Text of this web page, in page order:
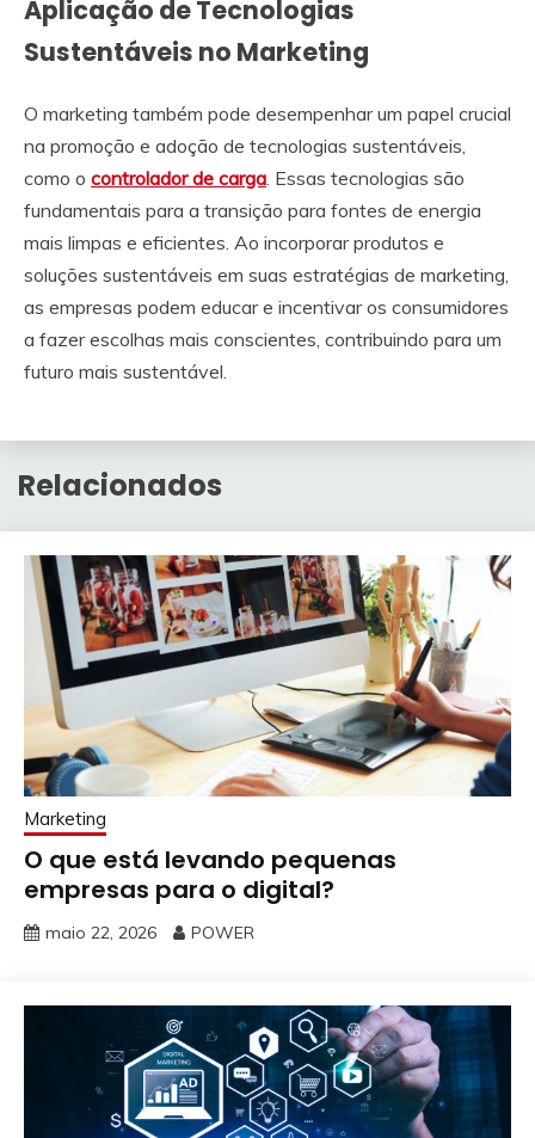
Aplicação de Tecnologias
Sustentáveis no Marketing
O marketing também pode desempenhar um papel crucial
na promoção e adoção de tecnologias sustentáveis,
como o controlador de carga. Essas tecnologias são
fundamentais para a transição para fontes de energia
mais limpas e eficientes. Ao incorporar produtos e
soluções sustentáveis em suas estratégias de marketing,
as empresas podem educar e incentivar os consumidores
a fazer escolhas mais conscientes, contribuindo para um
futuro mais sustentável.
Relacionados
Marketing
O que está levando pequenas
empresas para o digital?
maio 22, 2026 POWER